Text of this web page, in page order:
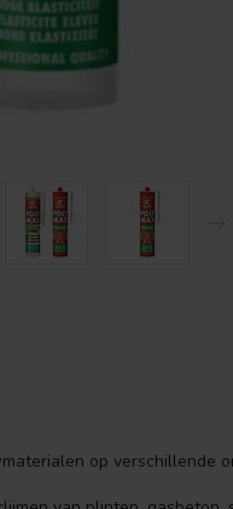
op verschillende